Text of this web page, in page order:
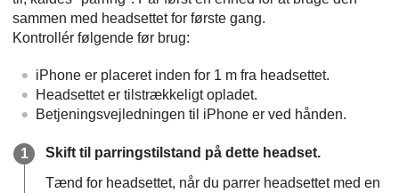
sammen med headsettet for første gang.
Kontrollér følgende før brug:
iPhone er placeret inden for 1 m fra headsettet.
Headsettet er tilstrækkeligt opladet.
Betjeningsvejledningen til iPhone er ved hånden.
Skift til parringstilstand på dette headset.
Tænd for headsettet, når du parrer headsettet med en